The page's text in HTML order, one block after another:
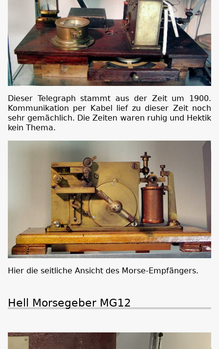
Dieser Telegraph stammt aus der Zeit um 1900.
Kommunikation per Kabel lief zu dieser Zeit noch
sehr gemächlich. Die Zeiten waren ruhig und Hektik
kein Thema.
Hier die seitliche Ansicht des Morse-Empfängers.
Hell Morsegeber MG12